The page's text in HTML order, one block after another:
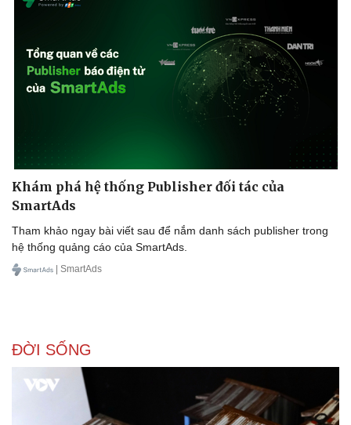
Doanh nghiệp
Thông tin doanh nghiệp
Công nghệ
Sành điệu
Tin Công nghệ
Trải nghiệm
Khám phá hệ thống Publisher đối tác của
SmartAds
Tham khảo ngay bài viết sau để nắm danh sách publisher trong
hệ thống quảng cáo của SmartAds.
| SmartAds
ĐỜI SỐNG